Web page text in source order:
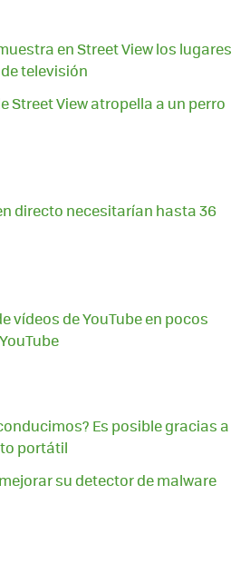
en Street View los lugares
televisión
Street View atropella a un perro
directo necesitarían hasta 36
vídeos de YouTube en pocos
Es posible gracias a
portátil
su detector de malware